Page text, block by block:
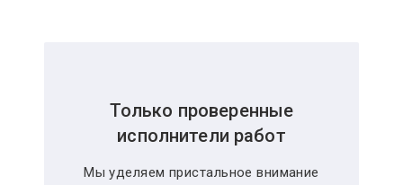
Только проверенные
исполнители работ
Мы уделяем пристальное внимание